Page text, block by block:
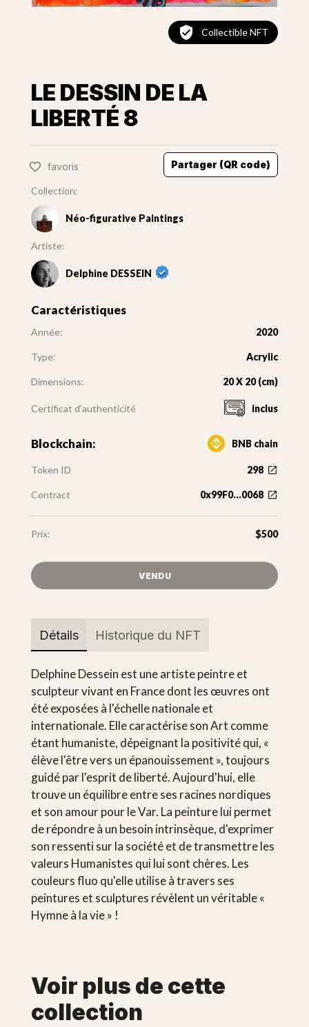
Collectible NFT
LE DESSIN DE LA
LIBERTÉ 8
favoris Partager (QR code)
Collection:
Néo-figurative Paintings
Artiste:
Delphine DESSEIN
Caractéristiques
Année: 2020
Type: Acrylic
Dimensions: 20 X 20 (cm)
Certificat d'authenticité inclus
Blockchain: BNB chain
Token ID 298
Contract 0x99F0...0068
Prix: $500
VENDU
Détails Historique du NFT
Delphine Dessein est une artiste peintre et
sculpteur vivant en France dont les œuvres ont
été exposées à l'échelle nationale et
internationale. Elle caractérise son Art comme
étant humaniste, dépeignant la positivité qui, «
élève l'être vers un épanouissement », toujours
guidé par l'esprit de liberté. Aujourd'hui, elle
trouve un équilibre entre ses racines nordiques
et son amour pour le Var. La peinture lui permet
de répondre à un besoin intrinsèque, d'exprimer
son ressenti sur la société et de transmettre les
valeurs Humanistes qui lui sont chères. Les
couleurs fluo qu'elle utilise à travers ses
peintures et sculptures révèlent un véritable «
Hymne à la vie » !
Voir plus de cette
collection